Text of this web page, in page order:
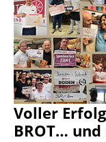
Voller
BROT…